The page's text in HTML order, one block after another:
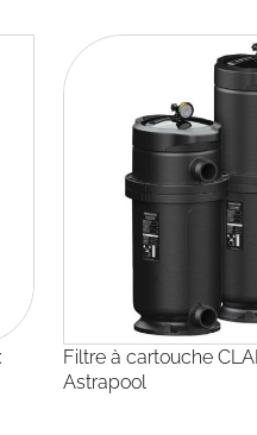
Filtre à cartouche CLARISAVE -
Astrapool